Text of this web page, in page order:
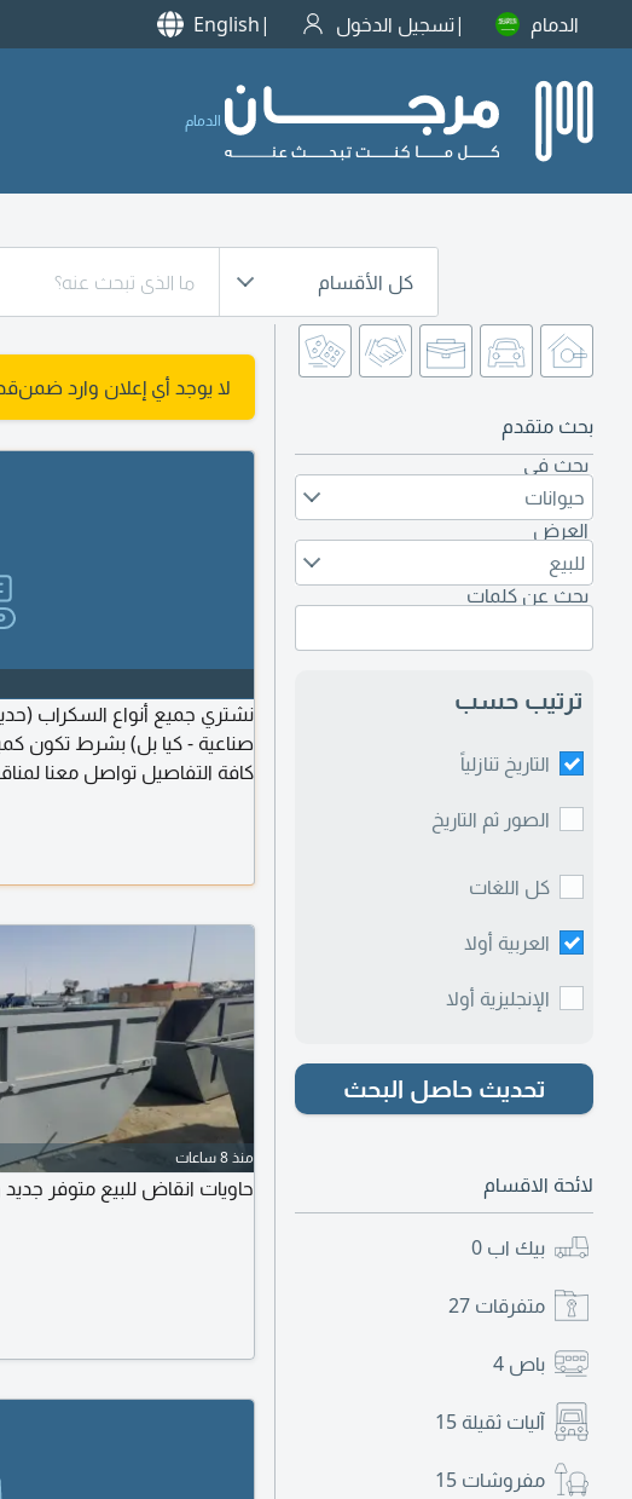
الدمام تسجيل الدخول English
الدمام
كل الأقسام
بحث متقدم
بحث في
حيوانات
العرض
للبيع
بحث عن كلمات
ترتيب حسب
التاريخ تنازلياً
الصور ثم التاريخ
كل اللغات
العربية أولا
الإنجليزية أولا
تحديث حاصل البحث
لائحة الاقسام
بيك اب 0
متفرقات 27
باص 4
آليات ثقيلة 15
مفروشات 15
لا يوجد أي إعلان وارد ضمن
نشتري جميع أنواع السكراب
صناعية - كيا بل) بشرط تكون
كافة التفاصيل تواصل معنا
منذ 8 ساعات
حاويات انقاض للبيع متوفر جديد ومستعمل